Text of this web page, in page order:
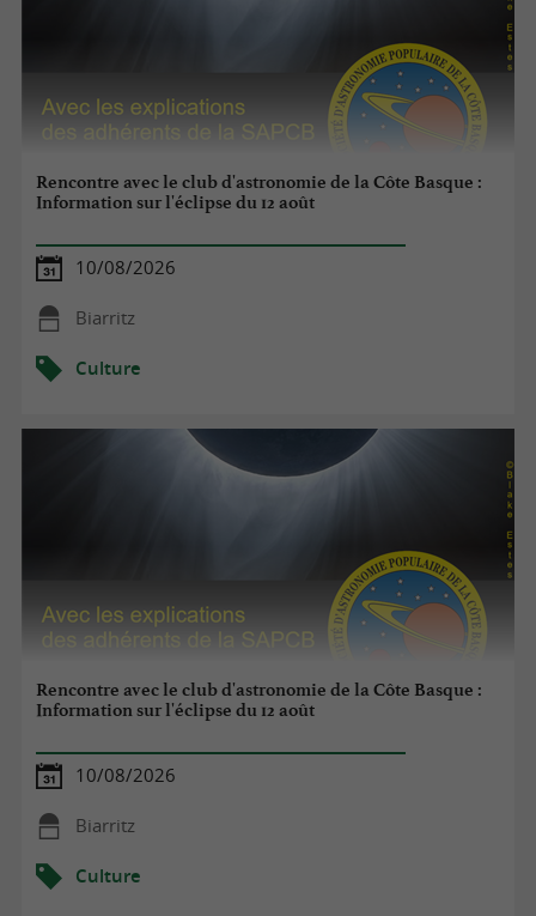
Rencontre avec le club d'astronomie de la Côte Basque :
Information sur l'éclipse du 12 août
10/08/2026
Biarritz
Culture
Rencontre avec le club d'astronomie de la Côte Basque :
Information sur l'éclipse du 12 août
10/08/2026
Biarritz
Culture